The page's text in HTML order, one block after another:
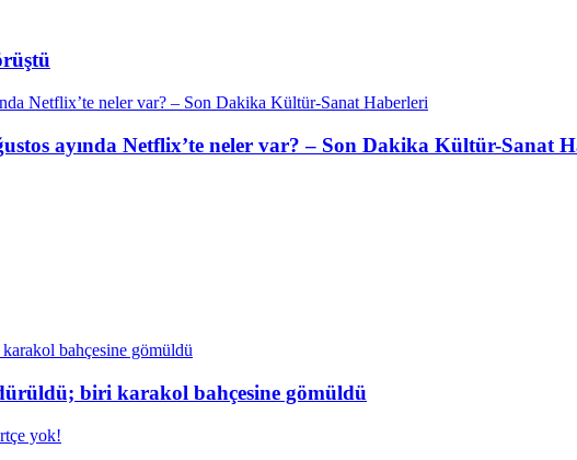
ayında Netflix’te neler var? – Son Dakika Kültür-Sanat
biri karakol bahçesine gömüldü